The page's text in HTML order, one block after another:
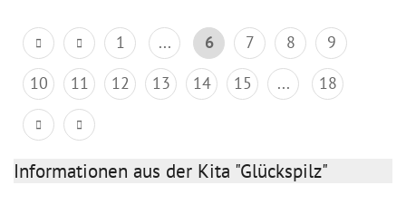
1 ... 6 7 8
9
10
11 12 13 14 15 ... 18
Informationen aus der Kita "Glückspilz"